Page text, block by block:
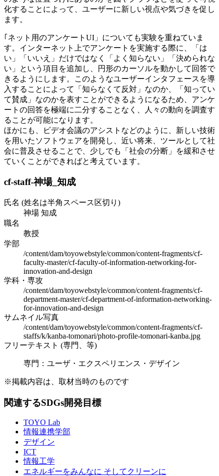
化することによって、ユーザーに新しい視点や気づきを促し
ます。
｢ネット用のアンケートUI」についても実験を重ねていま
す。インターネット上でアンケートを実施する際に、「は
い」「いいえ」だけではなく「よく知らない」「決められな
い」という項目を追加し、円形のカーソルを動かして回答で
きるようにします。このようなユーザーインタフェースを導
入することによって「知らなくて反対」なのか、「知ってい
て賛成」なのかを表すことができるようになるため、アンケ
ートの回答を極端に二分することなく、人々の動向を調査す
ることが可能になります。
ほかにも、ビデオ会議のアシストなどのように、新しい技術
を用いたソフトウェアを開発し、近い将来、ツールとして社
会に普及させることで、少しでも「社会の分断」を緩和させ
ていくことができればと考えています。
cf-staff-神場_知成
氏名 (姓名は半角スペース区切り)
神場 知成
職名
教授
学部
/content/dam/toyowebstyle/common/content-fragments/cf-
faculty-master/cf-faculty-of-information-networking-for-
innovation-and-design
学科・専攻
/content/dam/toyowebstyle/common/content-fragments/cf-
department-master/cf-department-of-information-networking-
for-innovation-and-design
サムネイル写真
/content/dam/toyowebstyle/common/content-fragments/cf-
staffs/k/kanba-tomonari/photo-profile-tomonari-kanba.jpg
フリーテキスト (専門、等)
専門：ユーザ・エクスペリエンス・デザイン
※掲載内容は、取材当時のものです
関連するSDGs開発目標
TOYO Lab
情報連携学部
デザイン
ICT
情報工学
エネルギーをみんなに そしてクリーンに